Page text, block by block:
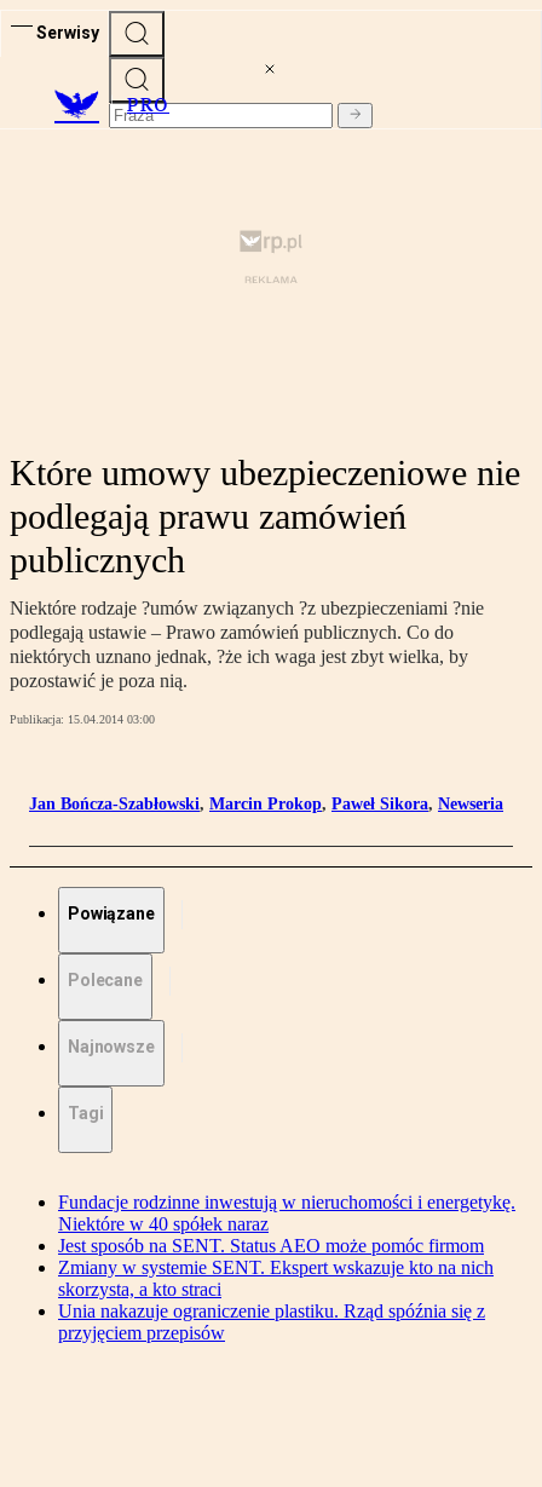
Serwisy
PRO
Które umowy ubezpieczeniowe nie
podlegają prawu zamówień
publicznych
Niektóre rodzaje ?umów związanych ?z ubezpieczeniami ?nie
podlegają ustawie – Prawo zamówień publicznych. Co do
niektórych uznano jednak, ?że ich waga jest zbyt wielka, by
pozostawić je poza nią.
Publikacja: 15.04.2014 03:00
Jan Bończa-Szabłowski, Marcin Prokop, Paweł Sikora, Newseria
Powiązane
Polecane
Najnowsze
Tagi
Fundacje rodzinne inwestują w nieruchomości i energetykę.
Niektóre w 40 spółek naraz
Jest sposób na SENT. Status AEO może pomóc firmom
Zmiany w systemie SENT. Ekspert wskazuje kto na nich
skorzysta, a kto straci
Unia nakazuje ograniczenie plastiku. Rząd spóźnia się z
przyjęciem przepisów